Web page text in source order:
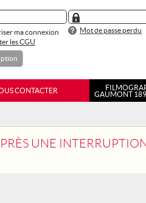
ma connexion
Mot de passe perdu
les CGU
CONTACTER
GAUMONT
UNE